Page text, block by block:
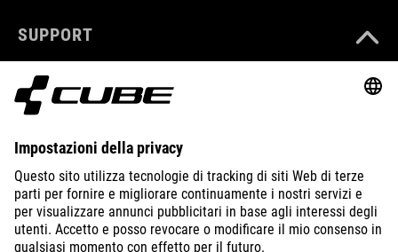
SUPPORT
ÜBER UNS
ENTDECKEN